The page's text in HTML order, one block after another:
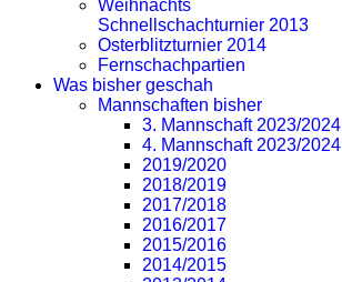
Weihnachts
Schnellschachturnier 2013
Osterblitzturnier 2014
Fernschachpartien
Was bisher geschah
Mannschaften bisher
3. Mannschaft 2023/2024
4. Mannschaft 2023/2024
2019/2020
2018/2019
2017/2018
2016/2017
2015/2016
2014/2015